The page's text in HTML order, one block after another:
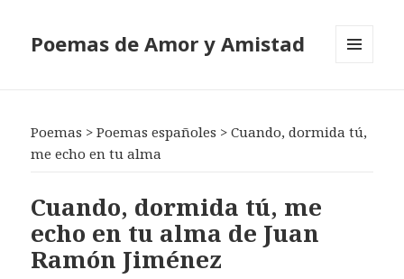
Poemas de Amor y Amistad
Poemas >Poemas españoles >Cuando, dormida tú,
me echo en tu alma
Cuando, dormida tú, me
echo en tu alma de Juan
Ramón Jiménez